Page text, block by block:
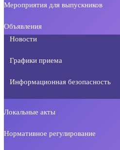
Мероприятия для выпускников
Объявления
Новости
Графики приема
Информационная безопасность
Локальные акты
Нормативное регулирование